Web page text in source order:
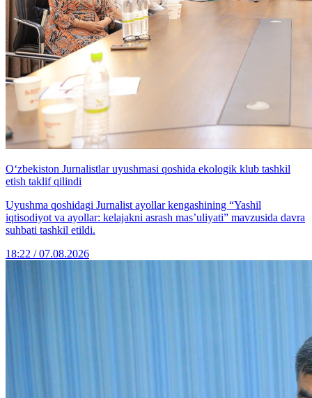
O‘zbekiston Jurnalistlar uyushmasi qoshida ekologik klub tashkil
etish taklif qilindi
Uyushma qoshidagi Jurnalist ayollar kengashining “Yashil
iqtisodiyot va ayollar: kelajakni asrash mas’uliyati” mavzusida davra
suhbati tashkil etildi.
18:22 / 07.08.2026